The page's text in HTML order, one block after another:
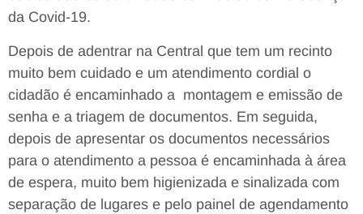
da Covid-19.
Depois de adentrar na Central que tem um recinto
muito bem cuidado e um atendimento cordial o
cidadão é encaminhado a montagem e emissão de
senha e a triagem de documentos. Em seguida,
depois de apresentar os documentos necessários
para o atendimento a pessoa é encaminhada à área
de espera, muito bem higienizada e sinalizada com
separação de lugares e pelo painel de agendamento